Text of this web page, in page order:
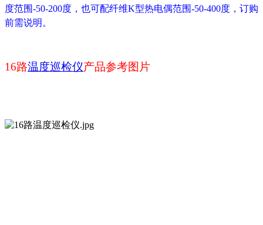
度范围-50-200度，也可配纤维K型热电偶范围-50-400度，订购
前需说明。
16路温度巡检仪产品参考图片